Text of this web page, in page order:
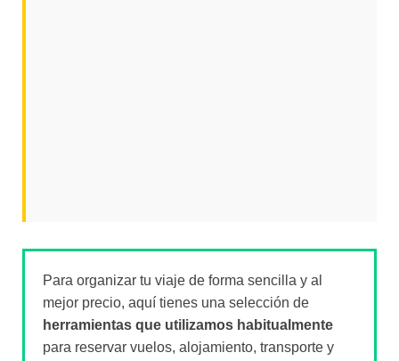
Para organizar tu viaje de forma sencilla y al
mejor precio, aquí tienes una selección de
herramientas que utilizamos habitualmente
para reservar vuelos, alojamiento, transporte y